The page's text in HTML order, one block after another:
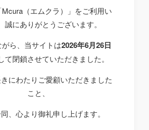
（エムクラ）」をご利用い
誠にありがとうございます。
ら、当サイトは2026年6月26日
て閉鎖させていただきました。
にわたりご愛顧いただきました
こと、
、心より御礼申し上げます。